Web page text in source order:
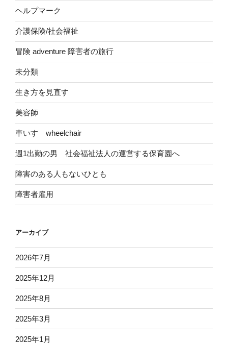
ヘルプマーク
介護保険/社会福祉
冒険 adventure 障害者の旅行
未分類
生き方を見直す
美容師
車いす wheelchair
週1出勤の男 社会福祉法人の運営する保育園へ
障害のある人もないひとも
障害者雇用
アーカイブ
2026年7月
2025年12月
2025年8月
2025年3月
2025年1月